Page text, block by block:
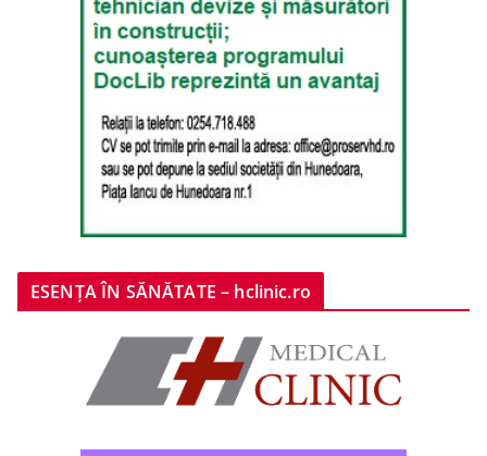
ESENȚA ÎN SĂNĂTATE – hclinic.ro